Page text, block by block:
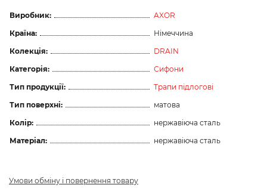
Виробник:
AXOR
Країна:
Німеччина
Колекція:
DRAIN
Категорія:
Сифони
Тип продукції:
Трапи підлогові
Тип поверхні:
матова
Колір:
нержавіюча сталь
Матеріал:
нержавіюча сталь
Умови обміну і повернення товару